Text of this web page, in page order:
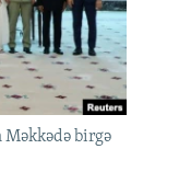
Məkkədə birgə